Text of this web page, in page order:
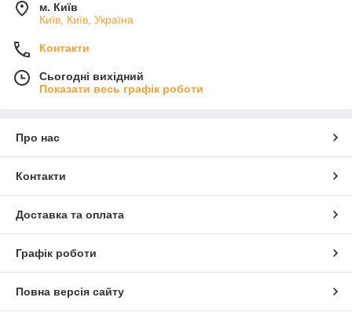
м. Київ
Київ, Київ, Україна
Контакти
Сьогодні вихідний
Показати весь графік роботи
Про нас
Контакти
Доставка та оплата
Графік роботи
Повна версія сайту